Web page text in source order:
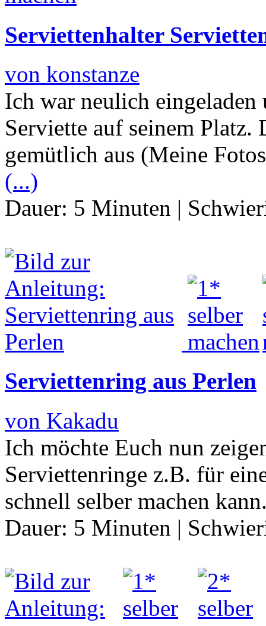
Serviettenhalter
von konstanze
Ich war neulich eingeladen
Serviette auf seinem Platz.
gemütlich aus (Meine
(...)
Dauer: 5 Minuten |
Serviettenring aus Perlen
von Kakadu
Ich möchte Euch nun
Serviettenringe z.B. für
schnell selber machen
Dauer: 5 Minuten |